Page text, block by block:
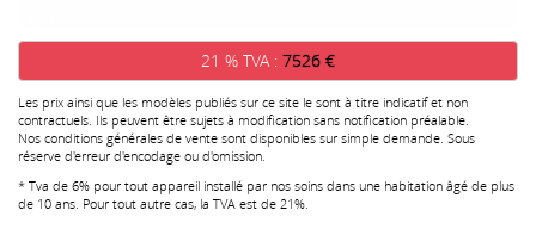
21 % TVA : 7526 €
Les prix ainsi que les modèles publiés sur ce site le sont à titre indicatif et non
contractuels. Ils peuvent être sujets à modification sans notification préalable.
Nos conditions générales de vente sont disponibles sur simple demande. Sous
réserve d'erreur d'encodage ou d'omission.
* Tva de 6% pour tout appareil installé par nos soins dans une habitation âgé de plus
de 10 ans. Pour tout autre cas, la TVA est de 21%.